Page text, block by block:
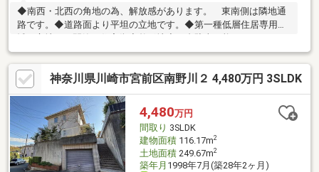
◆南西・北西の角地の為、解放感があります。 東南側は隣地通
路です。◆道路面より平坦の立地です。◆第一種低層住居専用地
ス（車種による制限があります） ◆１階南西側にウッドデッキ
がございます。◆全居室ペアサッシ ◆リビング・ダイニング床
暖房
神奈川県川崎市宮前区南野川２ 4,480万円 3SLDK
4,480万円
間取り 3SLDK
建物面積116.17m2
土地面積249.67m2
築年月 1998年7月(築28年2ヶ月)